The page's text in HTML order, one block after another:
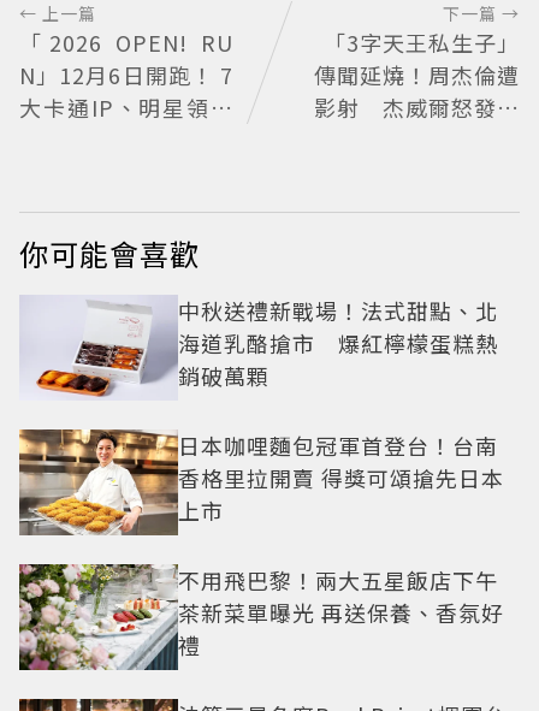
← 上一篇
「2026 OPEN! RU
N」12月6日開跑！ 7
大卡通IP、明星領跑
下一篇 →
「3字天王私生子」
傳聞延燒！周杰倫遭
影射 杰威爾怒發聲
你可能會喜歡
中秋送禮新戰場！法式甜點、北
海道乳酪搶市 爆紅檸檬蛋糕熱
銷破萬顆
日本咖哩麵包冠軍首登台！台南
香格里拉開賣 得獎可頌搶先日本
上市
不用飛巴黎！兩大五星飯店下午
茶新菜單曝光 再送保養、香氛好
禮